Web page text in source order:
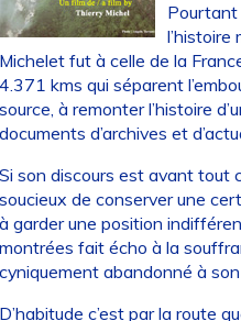
Pourtant
l’histoire
fut à celle de la
kms qui séparent
à remonter l’histoire
d’archives et
son discours est avant tout
de conserver une
garder une position
fait écho à la
abandonné à
c’est par la route